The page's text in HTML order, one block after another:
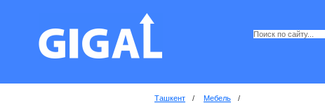
Ташкент / Мебель /